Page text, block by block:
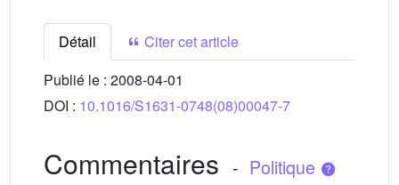
Détail
Citer cet article
Publié le : 2008-04-01
DOI : 10.1016/S1631-0748(08)00047-7
Commentaires - Politique